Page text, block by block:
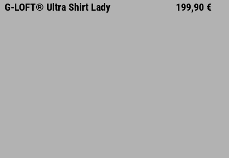
XS S M XXL
G-LOFT® Ultra Shirt Lady 199,90 €